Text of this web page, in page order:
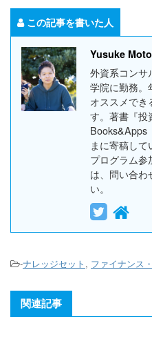
この記事を書いた人
Yusuke
外資系コンサ
学院に勤務。
オススメでき
す。著書『投
Books&Apps
まに寄稿し
プログラム
は、問い合わ
い。
-ナレッジセット , ファイナンス
関連記事